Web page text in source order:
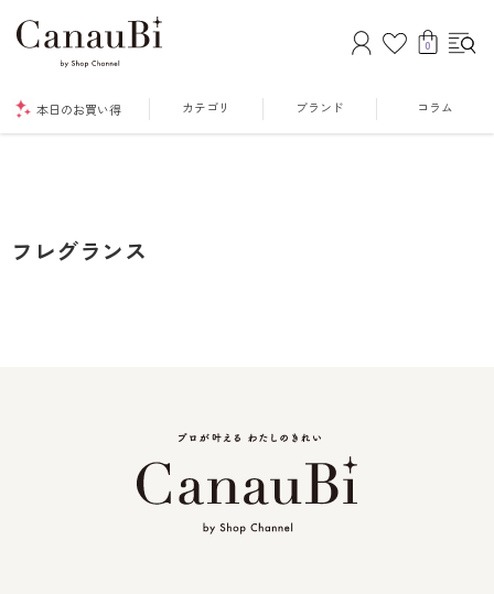
0
本日のお買い得 カテゴリ ブランド コラム
フレグランス